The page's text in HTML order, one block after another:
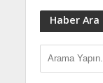
Haber Ara